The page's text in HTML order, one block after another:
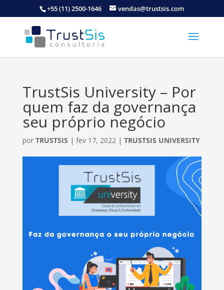
+55 (11) 2500-1646 vendas@trustsis.com
TrustSis University – Por
quem faz da governança
seu próprio negócio
por TRUSTSIS | fev 17, 2022| TRUSTSIS UNIVERSITY